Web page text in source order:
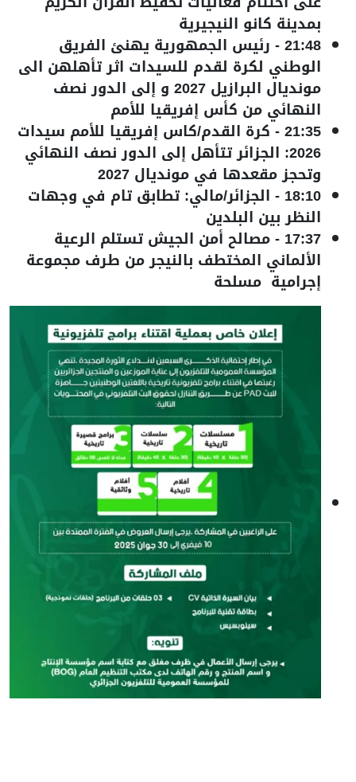
بمدينة كانو النيجيرية
21:48
- رئيس الجمهورية يهنئ الفريق
الوطني لكرة لقدم للسيدات اثر تأهلهن الى
مونديال البرازيل 2027 و إلى الدور نصف
النهائي من كأس إفريقيا للأمم
21:35
-كرة القدم/كاس إفريقيا للأمم سيدات
2026: الجزائر تتأهل إلى الدور نصف النهائي
وتحجز مقعدها في مونديال 2027
18:10
- الجزائر/مالي: تطابق تام في وجهات
النظر بين البلدين
17:37
-مصالح أمن الجيش تستلم الرعية
الألماني المختطف بالنيجر من طرف مجموعة
إجرامية مسلحة